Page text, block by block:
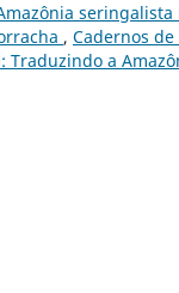
seringalista
, Cadernos
Traduzindo a